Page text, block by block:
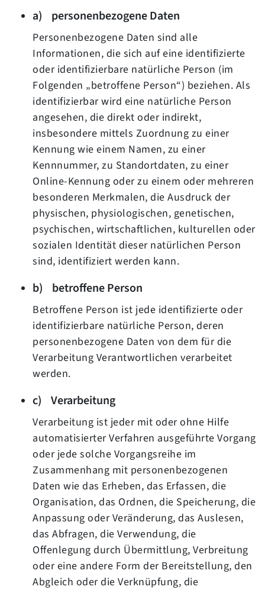
a) personenbezogene Daten
Personenbezogene Daten sind alle
Informationen, die sich auf eine identifizierte
oder identifizierbare natürliche Person (im
Folgenden „betroffene Person“) beziehen. Als
identifizierbar wird eine natürliche Person
angesehen, die direkt oder indirekt,
insbesondere mittels Zuordnung zu einer
Kennung wie einem Namen, zu einer
Kennnummer, zu Standortdaten, zu einer
Online-Kennung oder zu einem oder mehreren
besonderen Merkmalen, die Ausdruck der
physischen, physiologischen, genetischen,
psychischen, wirtschaftlichen, kulturellen oder
sozialen Identität dieser natürlichen Person
sind, identifiziert werden kann.
b) betroffene Person
Betroffene Person ist jede identifizierte oder
identifizierbare natürliche Person, deren
personenbezogene Daten von dem für die
Verarbeitung Verantwortlichen verarbeitet
werden.
c) Verarbeitung
Verarbeitung ist jeder mit oder ohne Hilfe
automatisierter Verfahren ausgeführte Vorgang
oder jede solche Vorgangsreihe im
Zusammenhang mit personenbezogenen
Daten wie das Erheben, das Erfassen, die
Organisation, das Ordnen, die Speicherung, die
Anpassung oder Veränderung, das Auslesen,
das Abfragen, die Verwendung, die
Offenlegung durch Übermittlung, Verbreitung
oder eine andere Form der Bereitstellung, den
Abgleich oder die Verknüpfung, die